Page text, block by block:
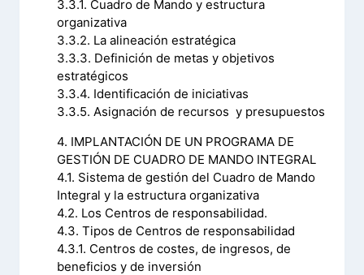
3.3.1. Cuadro de Mando y estructura
organizativa
3.3.2. La alineación estratégica
3.3.3. Definición de metas y objetivos
estratégicos
3.3.4. Identificación de iniciativas
3.3.5. Asignación de recursos y presupuestos
4. IMPLANTACIÓN DE UN PROGRAMA DE
GESTIÓN DE CUADRO DE MANDO INTEGRAL
4.1. Sistema de gestión del Cuadro de Mando
Integral y la estructura organizativa
4.2. Los Centros de responsabilidad.
4.3. Tipos de Centros de responsabilidad
4.3.1. Centros de costes, de ingresos, de
beneficios y de inversión